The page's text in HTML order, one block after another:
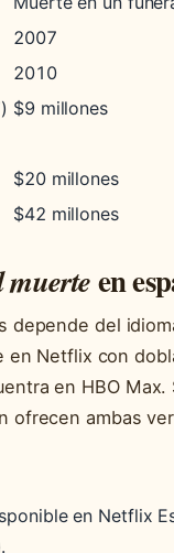
2007
2010
$9 millones
$20 millones
$42 millones
en
depende del
Netflix con
en HBO
ofrecen ambas
en Netflix